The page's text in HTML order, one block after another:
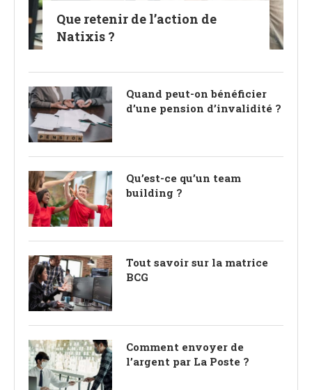
Que retenir de l’action de
Natixis ?
Quand peut-on bénéficier
d’une pension d’invalidité ?
Qu’est-ce qu’un team
building ?
Tout savoir sur la matrice
BCG
Comment envoyer de
l’argent par La Poste ?